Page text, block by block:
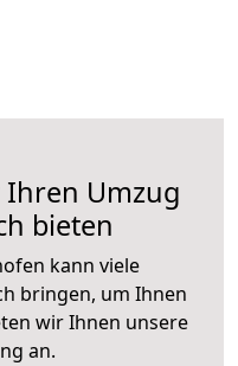
Umzug
bieten
kann viele
bringen, um Ihnen
wir Ihnen unsere
an.